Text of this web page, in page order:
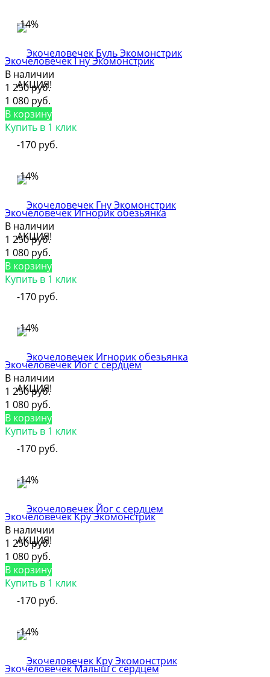
-14%
АКЦИЯ!
-170 руб.
Экочеловечек Гну Экомонстрик
В наличии
1 250 руб.
1 080 руб.
В корзину
Купить в 1 клик
-14%
АКЦИЯ!
-170 руб.
Экочеловечек Игнорик обезьянка
В наличии
1 250 руб.
1 080 руб.
В корзину
Купить в 1 клик
-14%
АКЦИЯ!
-170 руб.
Экочеловечек Йог с сердцем
В наличии
1 250 руб.
1 080 руб.
В корзину
Купить в 1 клик
-14%
АКЦИЯ!
-170 руб.
Экочеловечек Кру Экомонстрик
В наличии
1 250 руб.
1 080 руб.
В корзину
Купить в 1 клик
-14%
Экочеловечек Малыш с сердцем